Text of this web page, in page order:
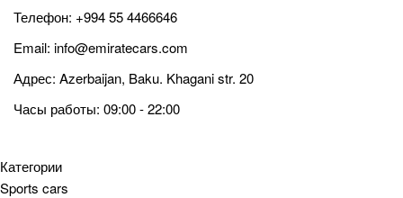
Телефон: +994 55 4466646
Email: info@emiratecars.com
Адрес: Azerbaijan, Baku. Khagani str. 20
Часы работы: 09:00 - 22:00
Категории
Sports cars